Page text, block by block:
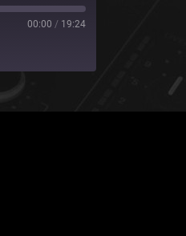
00:00 / 19:24